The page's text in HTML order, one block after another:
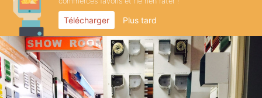
Télécharger Plus tard